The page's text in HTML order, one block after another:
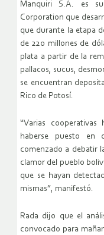
Manquiri S.A. es
Corporation que
que durante la etapa
de 220 millones de
plata a partir de la
pallacos, sucus,
se encuentran
Rico de Potosí.
“Varias
haberse puesto en
comenzado a debatir
clamor del pueblo
que se hayan
mismas”, manifestó.
Rada dijo que el
convocado para